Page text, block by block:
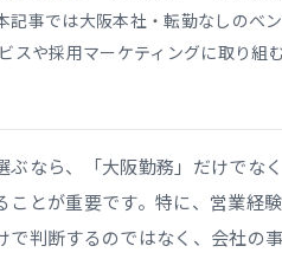
記事では大阪本社・転勤なしのベ
スや採用マーケティングに取り組
なら、「大阪勤務」だけでな
とが重要です。特に、営業経
判断するのではなく、会社の